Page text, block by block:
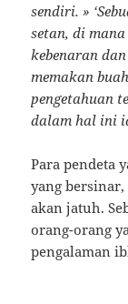
sendiri. »
setan, di
kebenaran
memakan
pengetahuan
dalam hal ini
Para pendeta
yang
akan jatuh.
orang-orang
pengalaman